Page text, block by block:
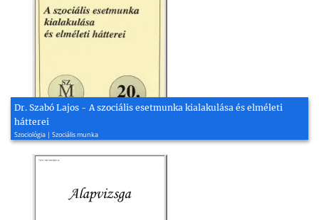
Dr. Szabó Lajos - A szociális esetmunka kialakulása és elméleti
hátterei
Szociológia | Szociális munka